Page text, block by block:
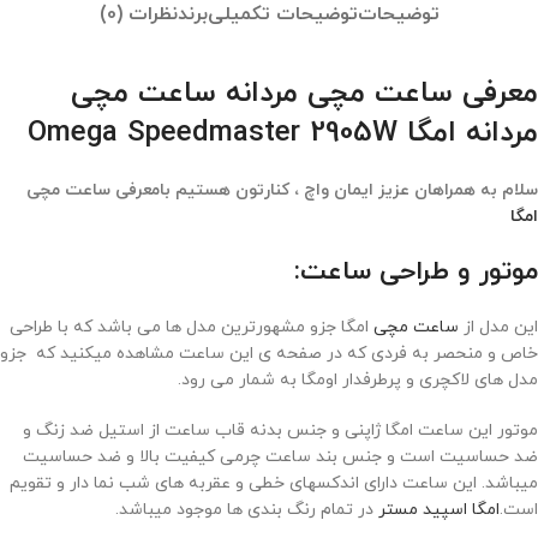
توضیحاتتوضیحات تکمیلیبرندنظرات (0)
معرفی ساعت مچی مردانه ساعت مچی
مردانه امگا Omega Speedmaster 2905W
سلام به همراهان عزیز ایمان واچ ، کنارتون هستیم بامعرفی ساعت مچی
امگا
موتور و طراحی ساعت:
این مدل از ساعت مچی امگا جزو مشهورترین مدل ها می باشد که با طراحی
خاص و منحصر به فردی که در صفحه ی این ساعت مشاهده میکنید که جزو
مدل های لاکچری و پرطرفدار اومگا به شمار می رود.
موتور این ساعت امگا ژاپنی و جنس بدنه قاب ساعت از استیل ضد زنگ و
ضد حساسیت است و جنس بند ساعت چرمی کیفیت بالا و ضد حساسیت
میباشد. این ساعت دارای اندکسهای خطی و عقربه های شب نما دار و تقویم
است.امگا اسپید مستر در تمام رنگ بندی ها موجود میباشد.